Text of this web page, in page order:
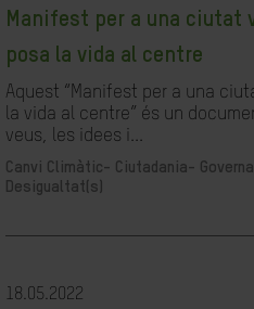
Manifest per a una ciutat
posa la vida al centre
Aquest “Manifest per a una
la vida al centre” és un
veus, les idees i...
Canvi Climàtic-
Ciutadania-
Desigualtat(s)
18.05.2022